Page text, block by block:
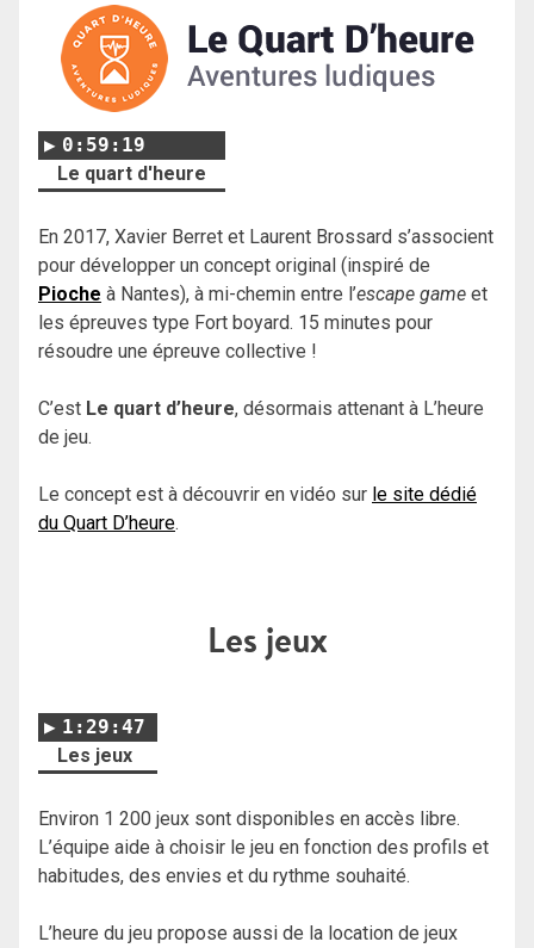
0:59:19
Le quart d'heure
En 2017, Xavier Berret et Laurent Brossard s’associent
pour développer un concept original (inspiré de
Pioche à Nantes), à mi-chemin entre l’escape game et
les épreuves type Fort boyard. 15 minutes pour
résoudre une épreuve collective !
C’est Le quart d’heure, désormais attenant à L’heure
de jeu.
Le concept est à découvrir en vidéo sur le site dédié
du Quart D’heure.
Les jeux
1:29:47
Les jeux
Environ 1 200 jeux sont disponibles en accès libre.
L’équipe aide à choisir le jeu en fonction des profils et
habitudes, des envies et du rythme souhaité.
L’heure du jeu propose aussi de la location de jeux